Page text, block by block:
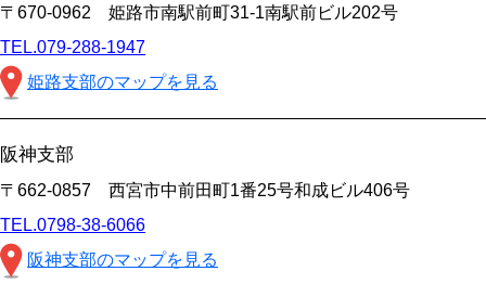
〒670-0962 姫路市南駅前町31-1南駅前ビル202号
TEL.079-288-1947
姫路支部のマップを見る
阪神支部
〒662-0857 西宮市中前田町1番25号和成ビル406号
TEL.0798-38-6066
阪神支部のマップを見る